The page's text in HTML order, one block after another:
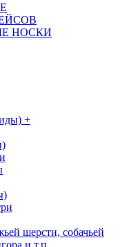
НОСКИ
+
шерсти, собачьей
и т.п.